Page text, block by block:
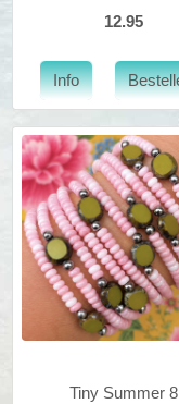
12.95
Tiny Summer 8